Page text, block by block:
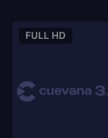
FULL HD